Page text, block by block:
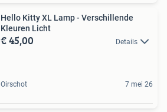
Hello Kitty XL Lamp - Verschillende
Kleuren Licht
€ 45,00 Details
Oirschot 7 mei 26